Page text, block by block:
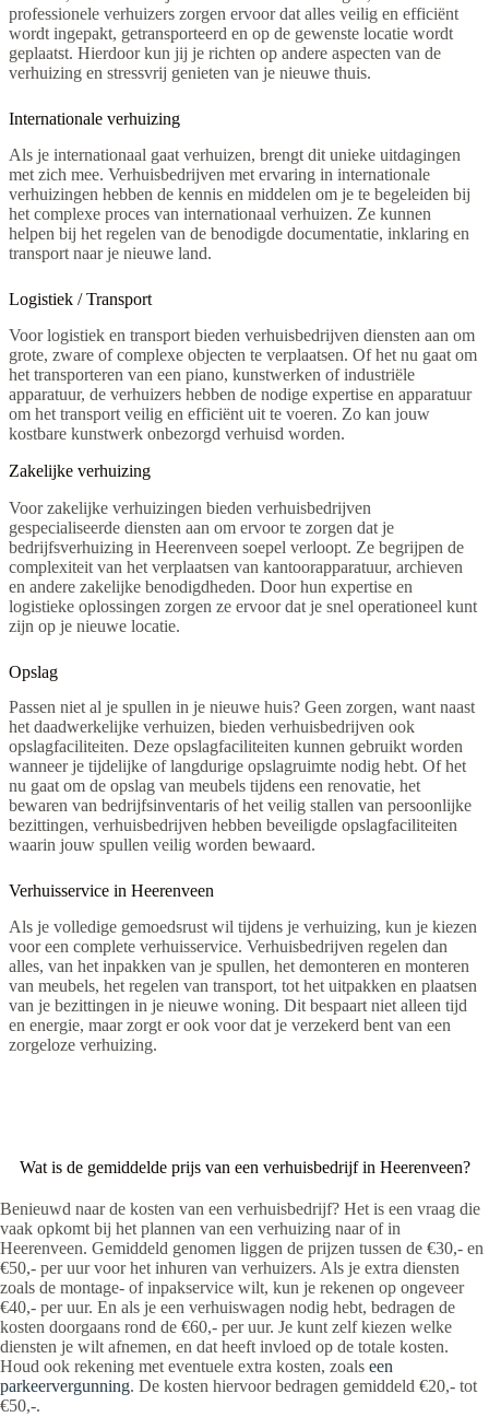
professionele verhuizers zorgen ervoor dat alles veilig en efficiënt
wordt ingepakt, getransporteerd en op de gewenste locatie wordt
geplaatst. Hierdoor kun jij je richten op andere aspecten van de
verhuizing en stressvrij genieten van je nieuwe thuis.
Internationale verhuizing
Als je internationaal gaat verhuizen, brengt dit unieke uitdagingen
met zich mee. Verhuisbedrijven met ervaring in internationale
verhuizingen hebben de kennis en middelen om je te begeleiden bij
het complexe proces van internationaal verhuizen. Ze kunnen
helpen bij het regelen van de benodigde documentatie, inklaring en
transport naar je nieuwe land.
Logistiek / Transport
Voor logistiek en transport bieden verhuisbedrijven diensten aan om
grote, zware of complexe objecten te verplaatsen. Of het nu gaat om
het transporteren van een piano, kunstwerken of industriële
apparatuur, de verhuizers hebben de nodige expertise en apparatuur
om het transport veilig en efficiënt uit te voeren. Zo kan jouw
kostbare kunstwerk onbezorgd verhuisd worden.
Zakelijke verhuizing
Voor zakelijke verhuizingen bieden verhuisbedrijven
gespecialiseerde diensten aan om ervoor te zorgen dat je
bedrijfsverhuizing in Heerenveen soepel verloopt. Ze begrijpen de
complexiteit van het verplaatsen van kantoorapparatuur, archieven
en andere zakelijke benodigdheden. Door hun expertise en
logistieke oplossingen zorgen ze ervoor dat je snel operationeel kunt
zijn op je nieuwe locatie.
Opslag
Passen niet al je spullen in je nieuwe huis? Geen zorgen, want naast
het daadwerkelijke verhuizen, bieden verhuisbedrijven ook
opslagfaciliteiten. Deze opslagfaciliteiten kunnen gebruikt worden
wanneer je tijdelijke of langdurige opslagruimte nodig hebt. Of het
nu gaat om de opslag van meubels tijdens een renovatie, het
bewaren van bedrijfsinventaris of het veilig stallen van persoonlijke
bezittingen, verhuisbedrijven hebben beveiligde opslagfaciliteiten
waarin jouw spullen veilig worden bewaard.
Verhuisservice in Heerenveen
Als je volledige gemoedsrust wil tijdens je verhuizing, kun je kiezen
voor een complete verhuisservice. Verhuisbedrijven regelen dan
alles, van het inpakken van je spullen, het demonteren en monteren
van meubels, het regelen van transport, tot het uitpakken en plaatsen
van je bezittingen in je nieuwe woning. Dit bespaart niet alleen tijd
en energie, maar zorgt er ook voor dat je verzekerd bent van een
zorgeloze verhuizing.
Wat is de gemiddelde prijs van een verhuisbedrijf in Heerenveen?
Benieuwd naar de kosten van een verhuisbedrijf? Het is een vraag die
vaak opkomt bij het plannen van een verhuizing naar of in
Heerenveen. Gemiddeld genomen liggen de prijzen tussen de €30,- en
€50,- per uur voor het inhuren van verhuizers. Als je extra diensten
zoals de montage- of inpakservice wilt, kun je rekenen op ongeveer
€40,- per uur. En als je een verhuiswagen nodig hebt, bedragen de
kosten doorgaans rond de €60,- per uur. Je kunt zelf kiezen welke
diensten je wilt afnemen, en dat heeft invloed op de totale kosten.
Houd ook rekening met eventuele extra kosten, zoals een
parkeervergunning. De kosten hiervoor bedragen gemiddeld €20,- tot
€50,-.